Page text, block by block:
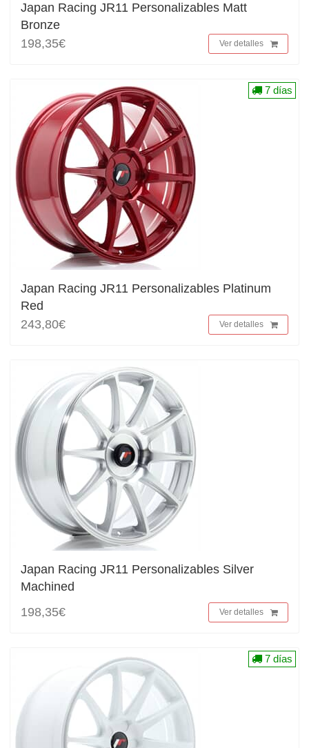
Japan Racing JR11 Personalizables Matt
Bronze
198,35€
Ver detalles
Japan Racing JR11 Personalizables Platinum
Red
243,80€
Ver detalles
7 días
Japan Racing JR11 Personalizables Silver
Machined
198,35€
Ver detalles
7 días